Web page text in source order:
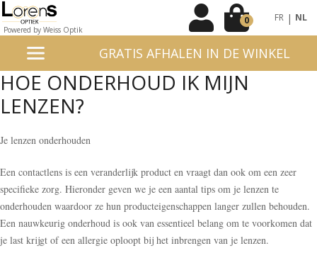
Powered by Weiss Optik
0 FR | NL
GRATIS AFHALEN IN DE WINKEL
HOE ONDERHOUD IK MIJN
LENZEN?
Je lenzen onderhouden
Een contactlens is een veranderlijk product en vraagt dan ook om een zeer
specifieke zorg. Hieronder geven we je een aantal tips om je lenzen te
onderhouden waardoor ze hun producteigenschappen langer zullen behouden.
Een nauwkeurig onderhoud is ook van essentieel belang om te voorkomen dat
je last krijgt of een allergie oploopt bij het inbrengen van je lenzen.